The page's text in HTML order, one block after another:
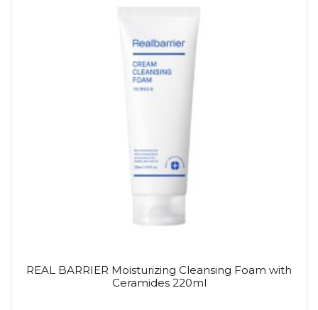
REAL BARRIER Moisturizing Cleansing Foam with
Ceramides 220ml